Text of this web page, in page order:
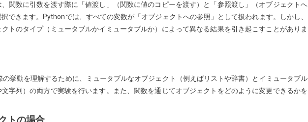
渡
し
す
は？
関数に引数を渡す際に「値渡し」（関数に値のコピーを渡す）と「参照渡し」（オブジェクトへ
できます。Pythonでは、すべての変数が「オブジェクトへの参照」として扱われます。しかし、
トのタイプ（ミュータブルかイミュータブルか）によって異なる結果を引き起こすことがありま
挙動を理解するために、ミュータブルなオブジェクト（例えばリストや辞書）とイミュータブル
字列）の両方で実験を行います。また、関数を通じてオブジェクトをどのように変更できるかを